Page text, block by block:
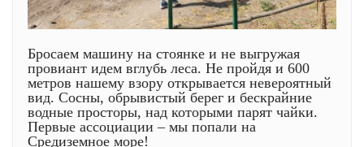
Бросаем машину на стоянке и не выгружая
провиант идем вглубь леса. Не пройдя и 600
метров нашему взору открывается невероятный
вид. Сосны, обрывистый берег и бескрайние
водные просторы, над которыми парят чайки.
Первые ассоциации – мы попали на
Средиземное море!